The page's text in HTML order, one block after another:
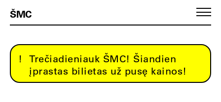
ŠMC
Trečiadieniauk ŠMC! Šiandien
įprastas bilietas už pusę kainos!